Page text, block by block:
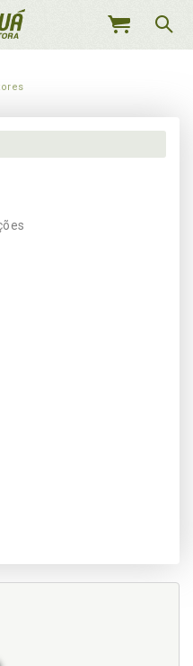
MEU